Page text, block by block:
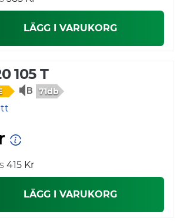
LÄGG I VARUKORG
105 T
71db
415 Kr
LÄGG I VARUKORG